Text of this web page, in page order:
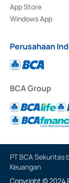
App Store
Windows App
Perusahaan
BCA Group
PT BCA Sekuritas
Keuangan
Copyright © 2024